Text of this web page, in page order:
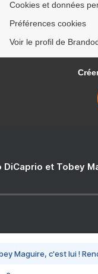
Cookies et données
Préférences cookies
Voir le profil de
DiCaprio et Tobey
Maguire, c'est lui !